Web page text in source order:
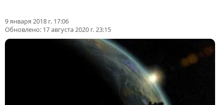
9 января 2018 г. 17:06
Обновлено: 17 августа 2020 г. 23:15